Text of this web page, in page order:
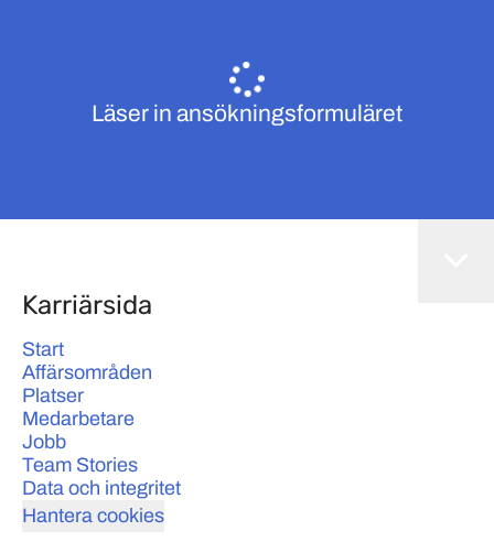
Läser in ansökningsformuläret
Karriärsida
Start
Affärsområden
Platser
Medarbetare
Jobb
Team Stories
Data och integritet
Hantera cookies